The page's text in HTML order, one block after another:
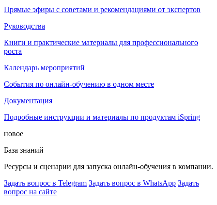
Прямые эфиры с советами и рекомендациями от экспертов
Руководства
Книги и практические материалы для профессионального
роста
Календарь мероприятий
События по онлайн-обучению в одном месте
Документация
Подробные инструкции и материалы по продуктам iSpring
новое
База знаний
Ресурсы и сценарии для запуска онлайн-обучения в компании.
Задать вопрос в Telegram Задать вопрос в WhatsApp Задать
вопрос на сайте